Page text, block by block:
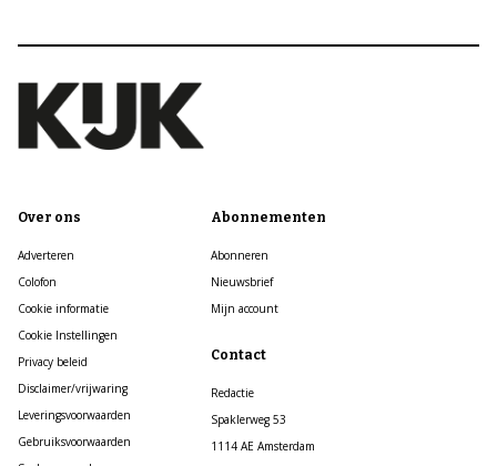
Over ons
Adverteren
Colofon
Cookie informatie
Cookie Instellingen
Privacy beleid
Disclaimer/vrijwaring
Leveringsvoorwaarden
Gebruiksvoorwaarden
Abonnementen
Abonneren
Nieuwsbrief
Mijn account
Contact
Redactie
Spaklerweg 53
1114 AE Amsterdam